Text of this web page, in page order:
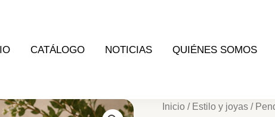
CATÁLOGO NOTICIAS QUIÉNES SOMOS
Inicio / Estilo y joyas /
Pendientes